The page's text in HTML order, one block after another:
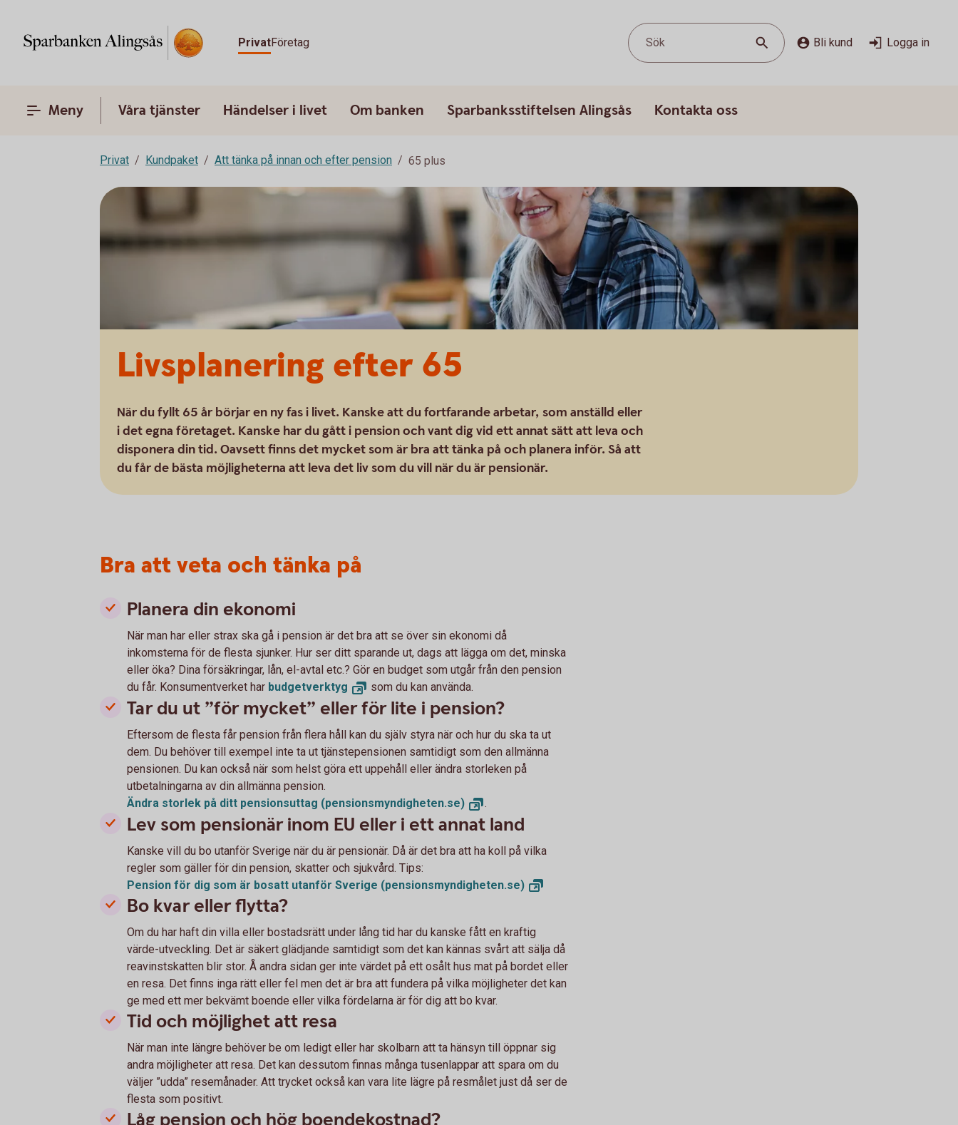
PrivatFöretag Sök Bli kund Logga in
Meny Våra tjänster Händelser i livet Om banken Sparbanksstiftelsen Alingsås Kontakta oss
Privat Kundpaket Att tänka på innan och efter pension 65 plus
Livsplanering efter 65
När du fyllt 65 år börjar en ny fas i livet. Kanske att du fortfarande arbetar, som anställd eller
i det egna företaget. Kanske har du gått i pension och vant dig vid ett annat sätt att leva och
disponera din tid. Oavsett finns det mycket som är bra att tänka på och planera inför. Så att
du får de bästa möjligheterna att leva det liv som du vill när du är pensionär.
Bra att veta och tänka på
Planera din ekonomi
När man har eller strax ska gå i pension är det bra att se över sin ekonomi då
inkomsterna för de flesta sjunker. Hur ser ditt sparande ut, dags att lägga om det, minska
eller öka? Dina försäkringar, lån, el-avtal etc.? Gör en budget som utgår från den pension
du får. Konsumentverket har budgetverktyg som du kan använda.
Tar du ut ”för mycket” eller för lite i pension?
Eftersom de flesta får pension från flera håll kan du själv styra när och hur du ska ta ut
dem. Du behöver till exempel inte ta ut tjänstepensionen samtidigt som den allmänna
pensionen. Du kan också när som helst göra ett uppehåll eller ändra storleken på
utbetalningarna av din allmänna pension.
Ändra storlek på ditt pensionsuttag (pensionsmyndigheten.se) .
Lev som pensionär inom EU eller i ett annat land
Kanske vill du bo utanför Sverige när du är pensionär. Då är det bra att ha koll på vilka
regler som gäller för din pension, skatter och sjukvård. Tips:
Pension för dig som är bosatt utanför Sverige (pensionsmyndigheten.se)
Bo kvar eller flytta?
Om du har haft din villa eller bostadsrätt under lång tid har du kanske fått en kraftig
värde-utveckling. Det är säkert glädjande samtidigt som det kan kännas svårt att sälja då
reavinstskatten blir stor. Å andra sidan ger inte värdet på ett osålt hus mat på bordet eller
en resa. Det finns inga rätt eller fel men det är bra att fundera på vilka möjligheter det kan
ge med ett mer bekvämt boende eller vilka fördelarna är för dig att bo kvar.
Tid och möjlighet att resa
När man inte längre behöver be om ledigt eller har skolbarn att ta hänsyn till öppnar sig
andra möjligheter att resa. Det kan dessutom finnas många tusenlappar att spara om du
väljer ”udda” resemånader. Att trycket också kan vara lite lägre på resmålet just då ser de
flesta som positivt.